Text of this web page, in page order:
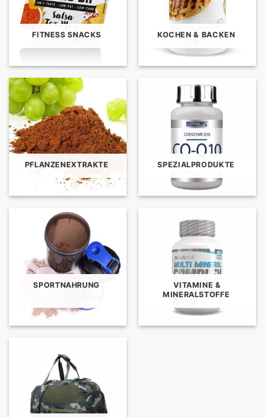
FITNESS SNACKS KOCHEN & BACKEN
PFLANZENEXTRAKTE SPEZIALPRODUKTE
SPORTNAHRUNG
VITAMINE &
MINERALSTOFFE